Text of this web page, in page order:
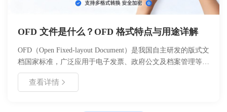
OFD 文件是什么？OFD 格式特点与用途详解
OFD（Open Fixed-layout Document）是我国自主研发的版式文
档国家标准，广泛应用于电子发票、政府公文及档案管理等场
景。本文详细解析 OFD 文件的定义、核心技术特点、与 PDF
的区别、适用场景及操作方法，帮助用户全面理解国产版式文
查看详情